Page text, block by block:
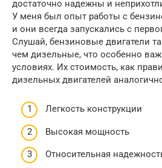
достаточно надежны и
У меня был опыт работы с
и они всегда запускались с
Слушай, бензиновые двигатели
чем дизельные, что особенно
условиях. Их стоимость, как
дизельных двигателей
Легкость конструкции
Высокая мощность
Относительная